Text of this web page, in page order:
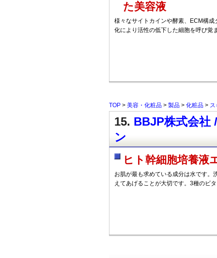
た美容液
様々なサイトカインや酵素、ECM構
化により活性の低下した細胞を呼び覚
TOP > 美容・化粧品 > 製品 > 化粧品 > ス
15. BBJP株式会
ン
ヒト幹細胞培養液
お肌が最も求めている成分は水です。
えてあげることが大切です。3種のビ